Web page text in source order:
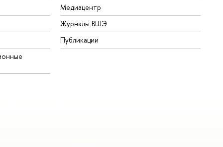
Медиацентр
Журналы ВШЭ
Публикации